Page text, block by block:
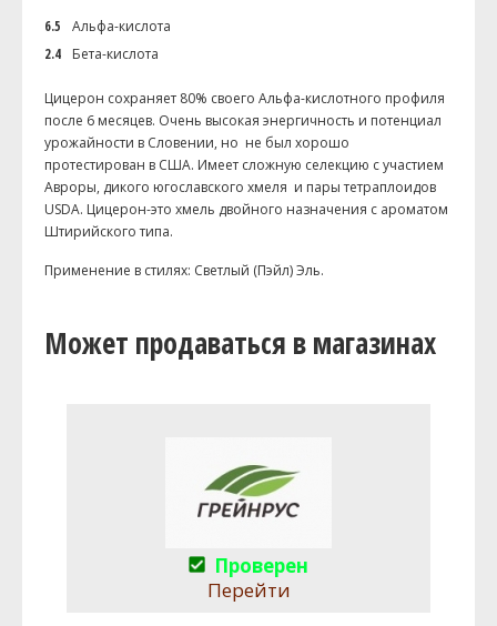
6.5
Альфа-кислота
2.4
Бета-кислота
Цицерон сохраняет 80% своего Альфа-кислотного профиля
после 6 месяцев. Очень высокая энергичность и потенциал
урожайности в Словении, но не был хорошо
протестирован в США. Имеет сложную селекцию с участием
Авроры, дикого югославского хмеля и пары тетраплоидов
USDA. Цицерон-это хмель двойного назначения с ароматом
Штирийского типа.
Применение в стилях: Светлый (Пэйл) Эль.
Может продаваться в магазинах
Проверен
Перейти